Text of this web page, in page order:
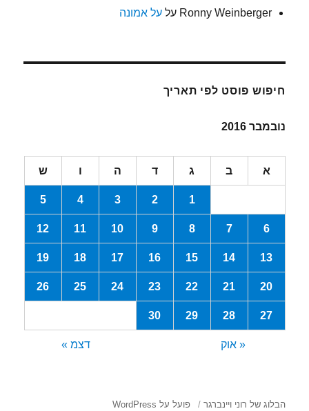
Ronny Weinberger עלעל אמונה
חיפוש פוסט לפי תאריך
נובמבר 2016
א ב ג ד ה ו ש
1
2
3
4
5
6
7
8
9
10
11
12
13
14
15
16
17
18
19
20
21
22
23
24
25
26
27
28
29
30
« אוק דצמ »
הבלוג של רוני ויינברגר פועל על WordPress